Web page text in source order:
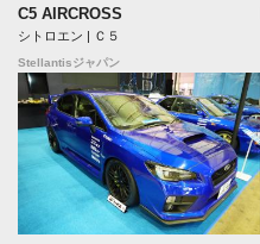
C5 AIRCROSS
シトロエン | Ｃ５
Stellantisジャパン